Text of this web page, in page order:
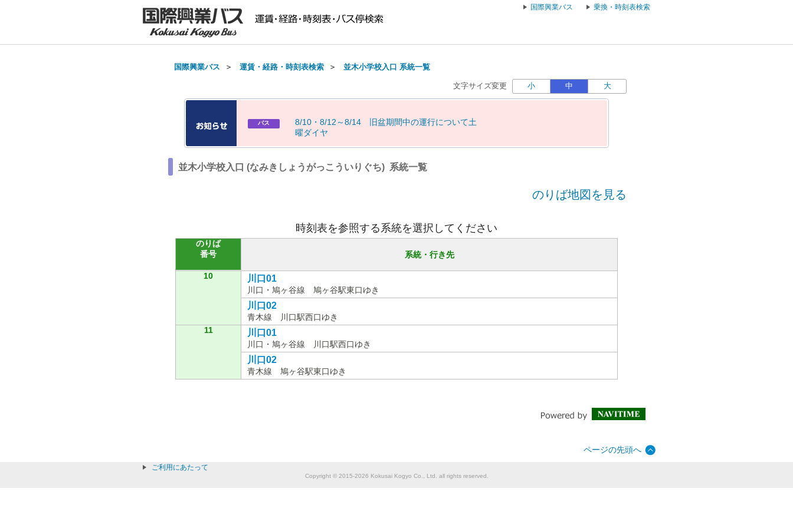
国際興業バス 乗換・時刻表検索
国際興業バス ＞ 運賃・経路・時刻表検索 ＞ 並木小学校入口 系統一覧
文字サイズ変更 小 中 大
バス 8/10 ・ 8/1 2 ～8/14 旧盆期間中の運行について土
曜ダイヤ
並木小学校入口 (なみきしょうがっこういりぐち) 系統一覧
のりば地図を見る
時刻表を参照する系統を選択してください
のりば
番号
系統・行き先
10 川口01
川口・鳩ヶ谷線 鳩ヶ谷駅東口ゆき
川口02
青木線 川口駅西口ゆき
11
川口01
川口・鳩ヶ谷線 川口駅西口ゆき
川口02
青木線 鳩ヶ谷駅東口ゆき
ページの先頭へ
ご利用にあたって
Copyright © 2015-2026 Kokusai Kogyo Co., Ltd. all rights reserved.